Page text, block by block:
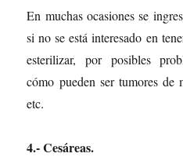
En muchas ocasiones se
si no se está interesado en
esterilizar, por posibles
cómo pueden ser tumores de
etc.
4.- Cesáreas.